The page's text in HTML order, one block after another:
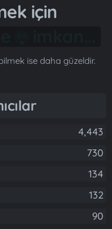
için
ise daha güzeldir.
4,443
730
134
132
90